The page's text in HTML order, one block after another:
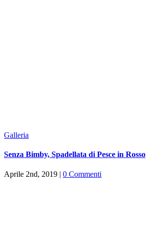
Galleria
Senza Bimby, Spadellata di Pesce in Rosso
Aprile 2nd, 2019 | 0 Commenti